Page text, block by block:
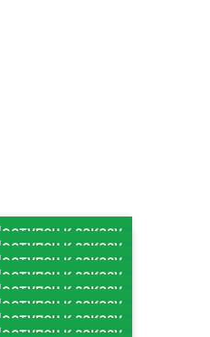
к заказу
к заказу
к заказу
к заказу
к заказу
к заказу
к заказу
к заказу